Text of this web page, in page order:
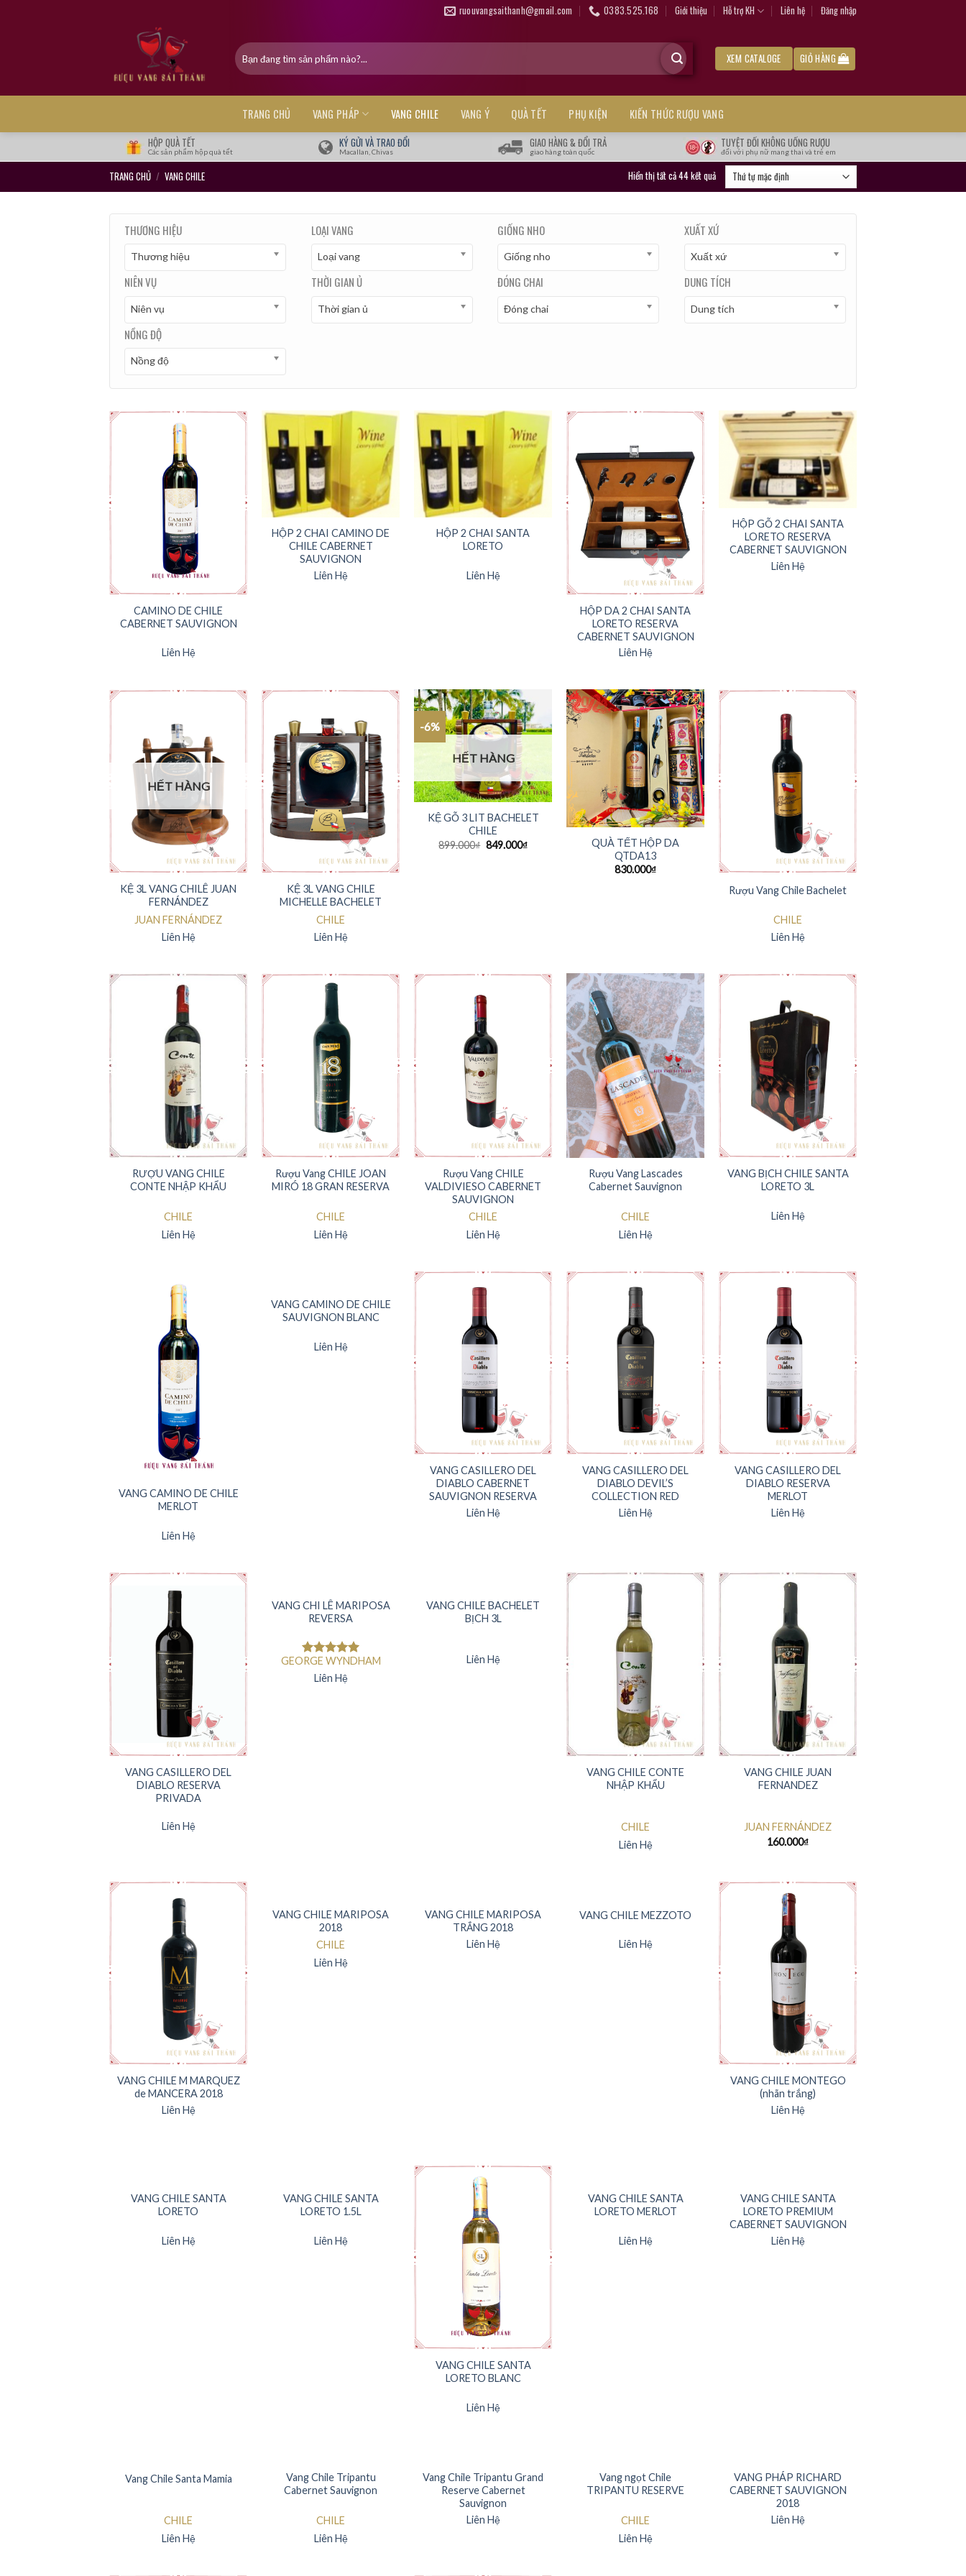
ruouvangsaithanh@gmail.com 0383.525.168 Giới thiệu Hỗ trợ KH Liên hệ Đăng nhập
Tìm
kiếm:
XEM CATALOGE GIỎ HÀNG
TRANG CHỦ VANG PHÁP VANG CHILE VANG Ý QUÀ TẾT PHỤ KIỆN KIẾN THỨC RƯỢU VANG
HỘP QUÀ TẾT
Các sản phẩm hộp quà tết
KÝ GỬI VÀ TRAO ĐỔI
Macallan, Chivas
GIAO HÀNG & ĐỔI TRẢ
giao hàng toàn quốc
TUYỆT ĐỐI KHÔNG UỐNG RƯỢU
đối với phụ nữ mang thai và trẻ em
TRANG CHỦ / VANG CHILE Hiển thị tất cả 44 kết quả
THƯƠNG HIỆU
Thương hiệu
LOẠI VANG
Loại vang
GIỐNG NHO
Giống nho
XUẤT XỨ
Xuất xứ
NIÊN VỤ
Niên vụ
THỜI GIAN Ủ
Thời gian ủ
ĐÓNG CHAI
Đóng chai
DUNG TÍCH
Dung tích
NỒNG ĐỘ
Nồng độ
CAMINO DE CHILE
CABERNET SAUVIGNON
Liên Hệ
HỘP 2 CHAI CAMINO DE
CHILE CABERNET
SAUVIGNON
Liên Hệ
HỘP 2 CHAI SANTA
LORETO
Liên Hệ
HỘP DA 2 CHAI SANTA
LORETO RESERVA
CABERNET SAUVIGNON
Liên Hệ
HỘP GỖ 2 CHAI SANTA
LORETO RESERVA
CABERNET SAUVIGNON
Liên Hệ
HẾT HÀNG
KỆ 3L VANG CHILÊ JUAN
FERNÁNDEZ
JUAN FERNÁNDEZ
Liên Hệ
KỆ 3L VANG CHILE
MICHELLE BACHELET
CHILE
Liên Hệ
-6%
HẾT HÀNG
KỆ GỖ 3 LIT BACHELET
CHILE
899.000₫ 849.000₫
QUÀ TẾT HỘP DA
QTDA13
830.000₫
Rượu Vang Chile Bachelet
CHILE
Liên Hệ
RƯỢU VANG CHILE
CONTE NHẬP KHẨU
CHILE
Liên Hệ
Rượu Vang CHILE JOAN
MIRÓ 18 GRAN RESERVA
CHILE
Liên Hệ
Rượu Vang CHILE
VALDIVIESO CABERNET
SAUVIGNON
CHILE
Liên Hệ
Rượu Vang Lascades
Cabernet Sauvignon
CHILE
Liên Hệ
VANG BỊCH CHILE SANTA
LORETO 3L
Liên Hệ
VANG CAMINO DE CHILE
MERLOT
Liên Hệ
VANG CAMINO DE CHILE
SAUVIGNON BLANC
Liên Hệ
VANG CASILLERO DEL
DIABLO CABERNET
SAUVIGNON RESERVA
Liên Hệ
VANG CASILLERO DEL
DIABLO DEVIL’S
COLLECTION RED
Liên Hệ
VANG CASILLERO DEL
DIABLO RESERVA
MERLOT
Liên Hệ
VANG CASILLERO DEL
DIABLO RESERVA
PRIVADA
Liên Hệ
HẾT HÀNG
VANG CHI LÊ MARIPOSA
REVERSA
Được xếp
hạng5.00
GEORGE WYNDHAM
Liên Hệ
VANG CHILE BACHELET
BỊCH 3L
Liên Hệ
VANG CHILE CONTE
NHẬP KHẨU
CHILE
Liên Hệ
VANG CHILE JUAN
FERNANDEZ
JUAN FERNÁNDEZ
160.000₫
VANG CHILE M MARQUEZ
de MANCERA 2018
Liên Hệ
VANG CHILE MARIPOSA
2018
CHILE
Liên Hệ
VANG CHILE MARIPOSA
TRẮNG 2018
Liên Hệ
VANG CHILE MEZZOTO
Liên Hệ
VANG CHILE MONTEGO
(nhãn trắng)
Liên Hệ
VANG CHILE SANTA
LORETO
Liên Hệ
VANG CHILE SANTA
LORETO 1.5L
Liên Hệ
VANG CHILE SANTA
LORETO BLANC
Liên Hệ
VANG CHILE SANTA
LORETO MERLOT
Liên Hệ
VANG CHILE SANTA
LORETO PREMIUM
CABERNET SAUVIGNON
Liên Hệ
Vang Chile Santa Mamia
CHILE
Liên Hệ
Vang Chile Tripantu
Cabernet Sauvignon
CHILE
Liên Hệ
Vang Chile Tripantu Grand
Reserve Cabernet
Sauvignon
Liên Hệ
Vang ngọt Chile
TRIPANTU RESERVE
CHILE
Liên Hệ
HẾT HÀNG
VANG PHÁP RICHARD
CABERNET SAUVIGNON
2018
Liên Hệ